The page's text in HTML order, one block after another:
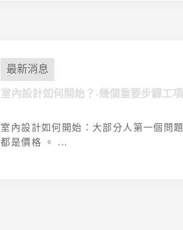
最新消息
室內設計如何開始？-幾個重要步驟工項
室內設計如何開始：大部分人第一個問題
都是價格 。 ...